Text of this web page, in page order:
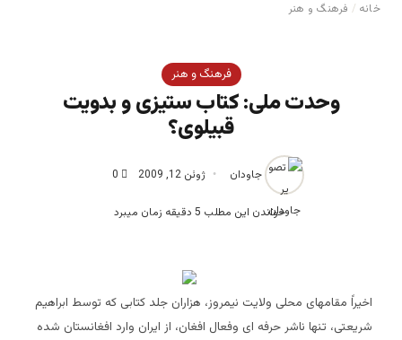
خانه / فرهنگ و هنر
فرهنگ و هنر
وحدت ملی: کتاب ستیزی و بدویت
قبیلوی؟
جاودان ژوئن 12, 2009 0
خواندن این مطلب 5 دقیقه زمان میبرد
اخیراً مقامهای محلی ولایت نیمروز، هزاران جلد کتابی که توسط ابراهیم
شریعتی، تنها ناشر حرفه ای وفعال افغان، از ایران وارد افغانستان شده